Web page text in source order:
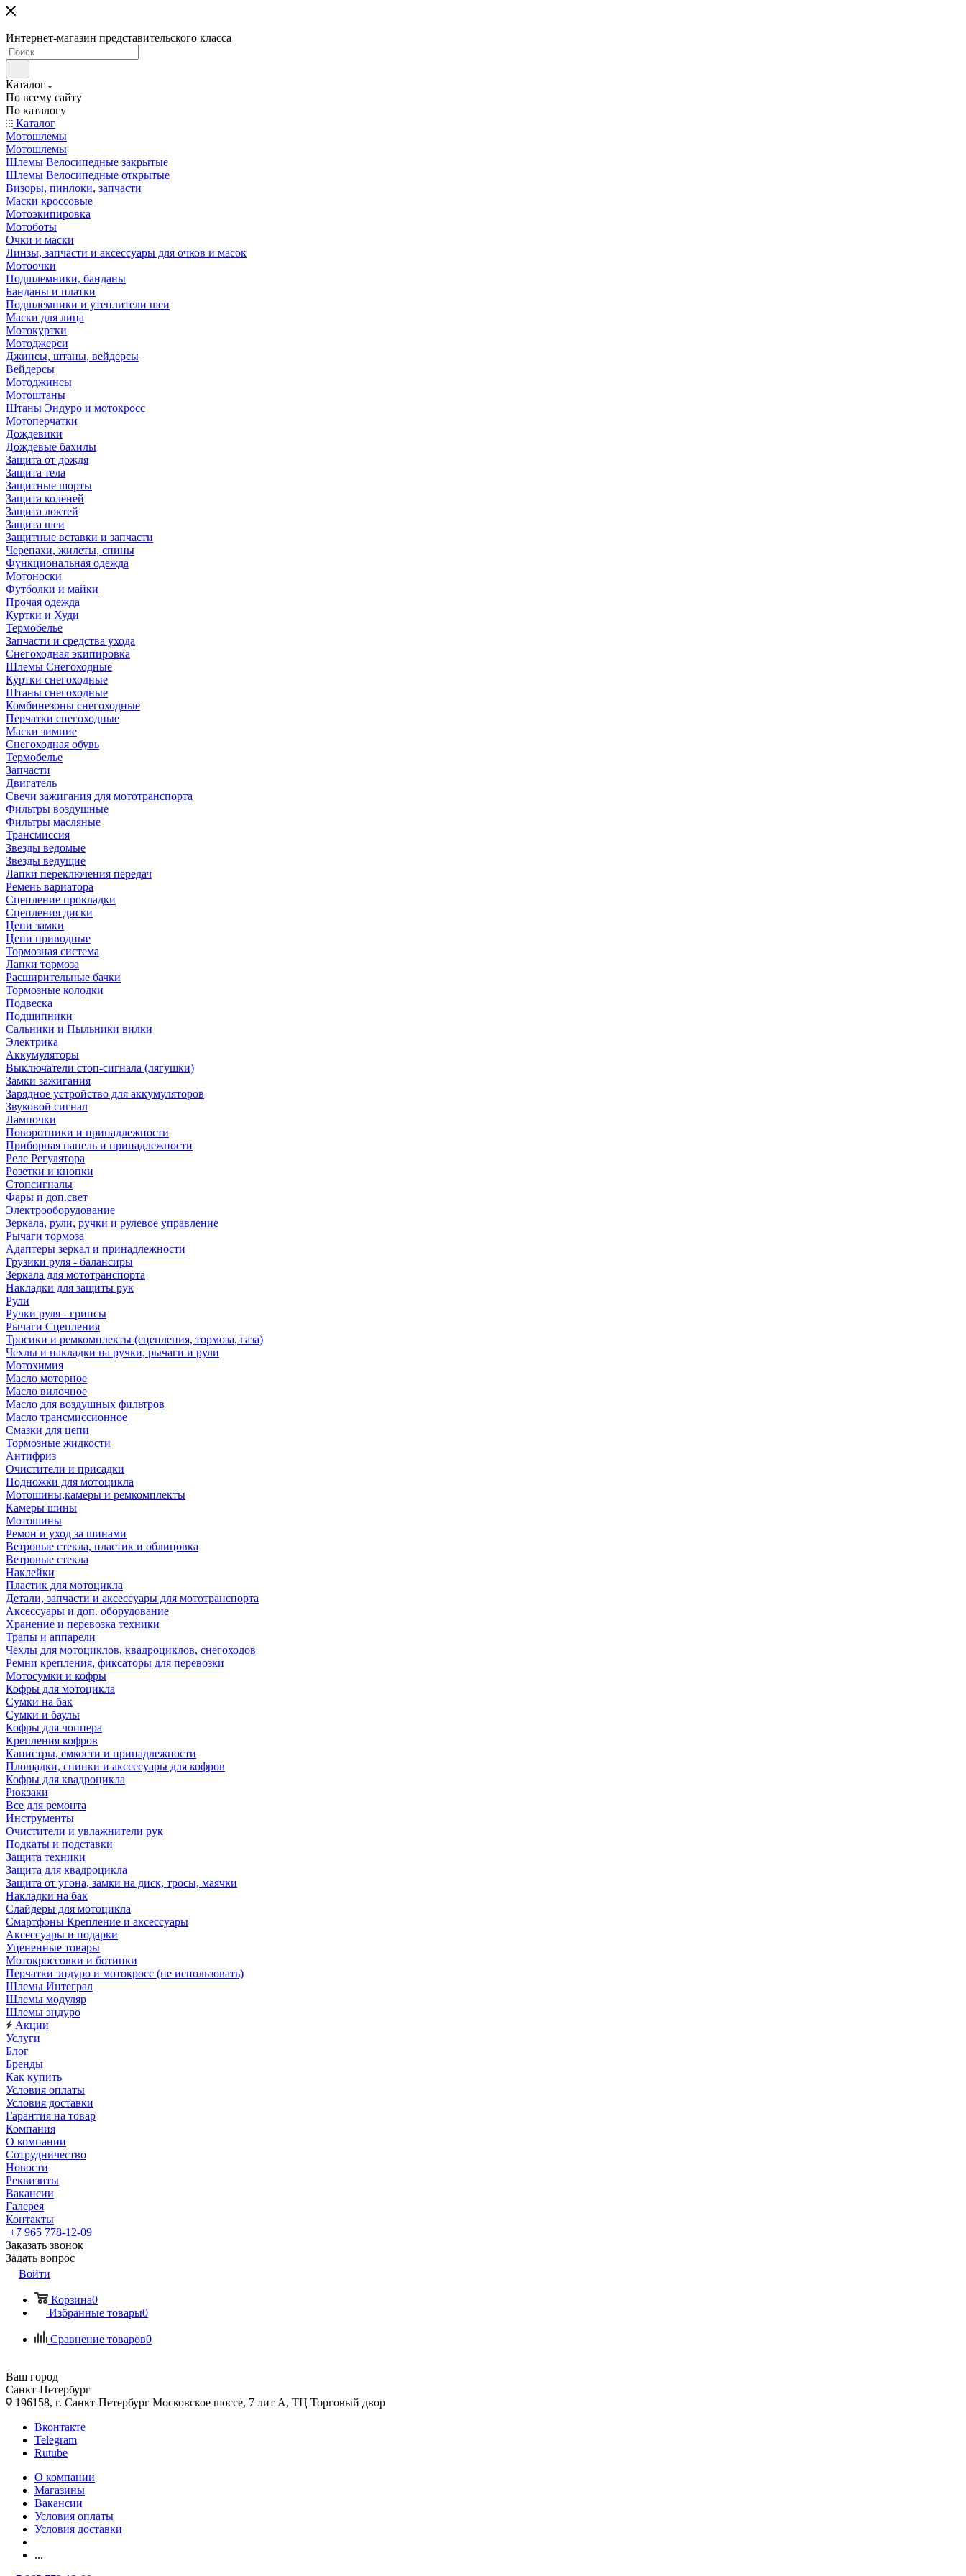
Интернет-магазин представительского класса
Каталог
По всему сайту
По каталогу
Каталог
Мотошлемы
Мотошлемы
Шлемы Велосипедные закрытые
Шлемы Велосипедные открытые
Визоры, пинлоки, запчасти
Маски кроссовые
Мотоэкипировка
Мотоботы
Очки и маски
Линзы, запчасти и аксессуары для очков и масок
Мотоочки
Подшлемники, банданы
Банданы и платки
Подшлемники и утеплители шеи
Маски для лица
Мотокуртки
Мотоджерси
Джинсы, штаны, вейдерсы
Вейдерсы
Мотоджинсы
Мотоштаны
Штаны Эндуро и мотокросс
Мотоперчатки
Дождевики
Дождевые бахилы
Защита от дождя
Защита тела
Защитные шорты
Защита коленей
Защита локтей
Защита шеи
Защитные вставки и запчасти
Черепахи, жилеты, спины
Функциональная одежда
Мотоноски
Футболки и майки
Прочая одежда
Куртки и Худи
Термобелье
Запчасти и средства ухода
Снегоходная экипировка
Шлемы Снегоходные
Куртки снегоходные
Штаны снегоходные
Комбинезоны снегоходные
Перчатки снегоходные
Маски зимние
Снегоходная обувь
Термобелье
Запчасти
Двигатель
Свечи зажигания для мототранспорта
Фильтры воздушные
Фильтры масляные
Трансмиссия
Звезды ведомые
Звезды ведущие
Лапки переключения передач
Ремень вариатора
Сцепление прокладки
Сцепления диски
Цепи замки
Цепи приводные
Тормозная система
Лапки тормоза
Расширительные бачки
Тормозные колодки
Подвеска
Подшипники
Сальники и Пыльники вилки
Электрика
Аккумуляторы
Выключатели стоп-сигнала (лягушки)
Замки зажигания
Зарядное устройство для аккумуляторов
Звуковой сигнал
Лампочки
Поворотники и принадлежности
Приборная панель и принадлежности
Реле Регулятора
Розетки и кнопки
Стопсигналы
Фары и доп.свет
Электрооборудование
Зеркала, рули, ручки и рулевое управление
Рычаги тормоза
Адаптеры зеркал и принадлежности
Грузики руля - балансиры
Зеркала для мототранспорта
Накладки для защиты рук
Рули
Ручки руля - грипсы
Рычаги Сцепления
Тросики и ремкомплекты (сцепления, тормоза, газа)
Чехлы и накладки на ручки, рычаги и рули
Мотохимия
Масло моторное
Масло вилочное
Масло для воздушных фильтров
Масло трансмиссионное
Смазки для цепи
Тормозные жидкости
Антифриз
Очистители и присадки
Подножки для мотоцикла
Мотошины,камеры и ремкомплекты
Камеры шины
Мотошины
Ремон и уход за шинами
Ветровые стекла, пластик и облицовка
Ветровые стекла
Наклейки
Пластик для мотоцикла
Детали, запчасти и аксессуары для мототранспорта
Аксессуары и доп. оборудование
Хранение и перевозка техники
Трапы и аппарели
Чехлы для мотоциклов, квадроциклов, снегоходов
Ремни крепления, фиксаторы для перевозки
Мотосумки и кофры
Кофры для мотоцикла
Сумки на бак
Сумки и баулы
Кофры для чоппера
Крепления кофров
Канистры, емкости и принадлежности
Площадки, спинки и акссесуары для кофров
Кофры для квадроцикла
Рюкзаки
Все для ремонта
Инструменты
Очистители и увлажнители рук
Подкаты и подставки
Защита техники
Защита для квадроцикла
Защита от угона, замки на диск, тросы, маячки
Накладки на бак
Слайдеры для мотоцикла
Смартфоны Крепление и аксессуары
Аксессуары и подарки
Уцененные товары
Мотокроссовки и ботинки
Перчатки эндуро и мотокросс (не использовать)
Шлемы Интеграл
Шлемы модуляр
Шлемы эндуро
Акции
Услуги
Блог
Бренды
Как купить
Условия оплаты
Условия доставки
Гарантия на товар
Компания
О компании
Сотрудничество
Новости
Реквизиты
Вакансии
Галерея
Контакты
+7 965 778-12-09
Заказать звонок
Задать вопрос
Войти
Корзина0
Избранные товары0
Сравнение товаров0
Ваш город
Санкт-Петербург
196158, г. Санкт-Петербург Московское шоссе, 7 лит А, ТЦ Торговый двор
Вконтакте
Telegram
Rutube
О компании
Магазины
Вакансии
Условия оплаты
Условия доставки
...